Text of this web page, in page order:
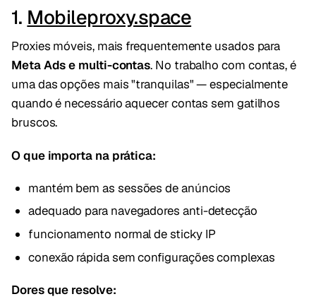
1. Mobileproxy.space
Proxies móveis, mais frequentemente usados para
Meta Ads e multi-contas. No trabalho com contas, é
uma das opções mais "tranquilas" — especialmente
quando é necessário aquecer contas sem gatilhos
bruscos.
O que importa na prática:
mantém bem as sessões de anúncios
adequado para navegadores anti-detecção
funcionamento normal de sticky IP
conexão rápida sem configurações complexas
Dores que resolve: